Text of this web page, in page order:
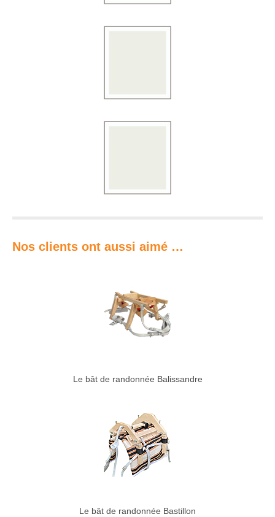
Nos clients ont aussi aimé …
Le bât de randonnée Balissandre
Le bât de randonnée Bastillon